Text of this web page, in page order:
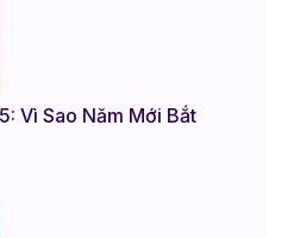
Vì Sao Năm Mới Bắt